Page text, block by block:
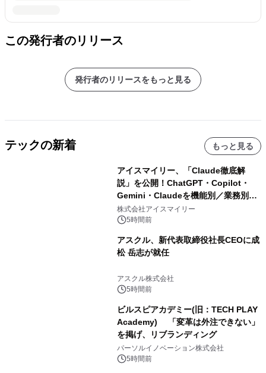
この発行者のリリース
発行者のリリースをもっと見る
テックの新着 もっと見る
アイスマイリー、「Claude徹底解
説」を公開！ChatGPT・Copilot・
Gemini・Claudeを機能別／業務別に
比較―自社に合う生成AIの選び方がわ
かる実践ガイド
株式会社アイスマイリー
5時間前
アスクル、新代表取締役社長CEOに成
松 岳志が就任
アスクル株式会社
5時間前
ビルスピアカデミー(旧：TECH PLAY
Academy) 「変革は外注できない」
を掲げ、リブランディング
パーソルイノベーション株式会社
5時間前